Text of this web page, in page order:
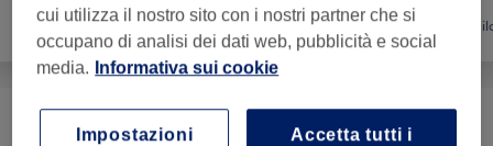
Capelli Unghie
Pedicure E Trattamenti Piedi da € 38
cui utilizza il nostro sito con i nostri partner che si
occupano di analisi dei dati web, pubblicità e social
media.
Informativa sui cookie
Accetta tutti i
Impostazioni